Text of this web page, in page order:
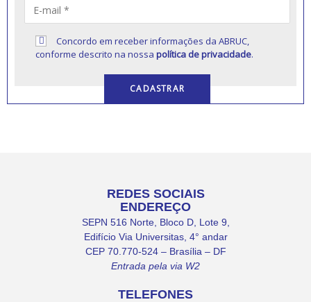
Concordo em receber informações da ABRUC,
conforme descrito na nossapolítica de privacidade.
REDES SOCIAIS
ENDEREÇO
SEPN 516 Norte, Bloco D, Lote 9,
Edifício Via Universitas, 4° andar
CEP 70.770-524 – Brasília – DF
Entrada pela via W2
TELEFONES